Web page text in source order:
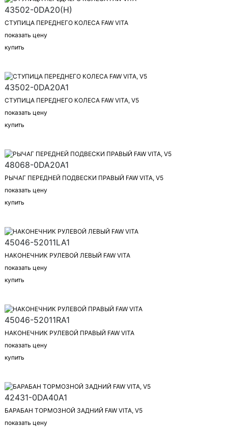
43502-0DA20(H)
СТУПИЦА ПЕРЕДНЕГО КОЛЕСА FAW VITA
показать цену
купить
43502-0DA20A1
СТУПИЦА ПЕРЕДНЕГО КОЛЕСА FAW VITA, V5
показать цену
купить
48068-0DA20A1
РЫЧАГ ПЕРЕДНЕЙ ПОДВЕСКИ ПРАВЫЙ FAW VITA, V5
показать цену
купить
45046-52011LA1
НАКОНЕЧНИК РУЛЕВОЙ ЛЕВЫЙ FAW VITA
показать цену
купить
45046-52011RA1
НАКОНЕЧНИК РУЛЕВОЙ ПРАВЫЙ FAW VITA
показать цену
купить
42431-0DA40A1
БАРАБАН ТОРМОЗНОЙ ЗАДНИЙ FAW VITA, V5
показать цену